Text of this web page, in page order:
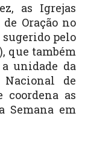
as Igrejas
Oração no
sugerido pelo
que também
unidade da
de
as
Semana em